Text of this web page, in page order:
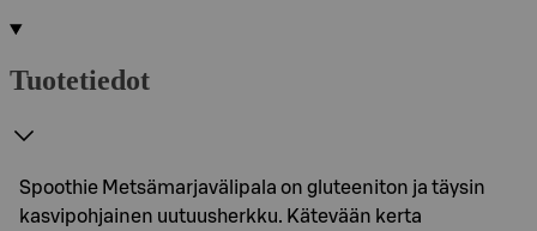
Tuotetiedot
Spoothie Metsämarjavälipala on gluteeniton ja täysin
kasvipohjainen uutuusherkku. Kätevään kerta